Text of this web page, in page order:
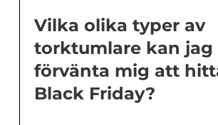
Vilka olika typer av
torktumlare kan jag
förvänta mig att
Black Friday?